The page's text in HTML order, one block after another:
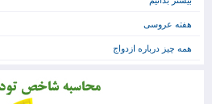
هفته عروسی
همه چیز درباره ازدواج